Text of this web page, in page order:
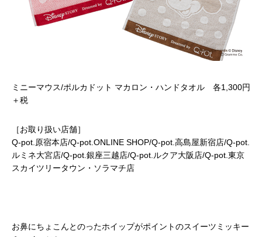
ミニーマウス/ポルカドット マカロン・ハンドタオル 各1,300円
＋税
［お取り扱い店舗］
Q-pot.原宿本店/Q-pot.ONLINE SHOP/Q-pot.高島屋新宿店/Q-pot.
ルミネ大宮店/Q-pot.銀座三越店/Q-pot.ルクア大阪店/Q-pot.東京
スカイツリータウン・ソラマチ店
お鼻にちょこんとのったホイップがポイントのスイーツミッキー